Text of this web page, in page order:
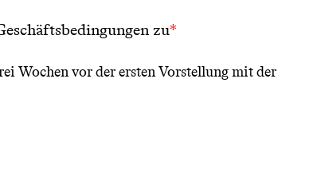
zu
Wochen vor der ersten Vorstellung mit der